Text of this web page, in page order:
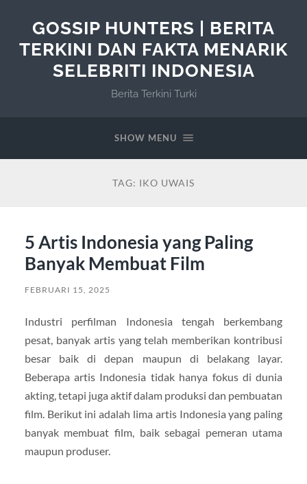
GOSSIP HUNTERS | BERITA
TERKINI DAN FAKTA MENARIK
SELEBRITI INDONESIA
Berita Terkini Turki
SHOW MENU
TAG: IKO UWAIS
5 Artis Indonesia yang Paling
Banyak Membuat Film
FEBRUARI 15, 2025
Industri perfilman Indonesia tengah berkembang
pesat, banyak artis yang telah memberikan kontribusi
besar baik di depan maupun di belakang layar.
Beberapa artis Indonesia tidak hanya fokus di dunia
akting, tetapi juga aktif dalam produksi dan pembuatan
film. Berikut ini adalah lima artis Indonesia yang paling
banyak membuat film, baik sebagai pemeran utama
maupun produser.